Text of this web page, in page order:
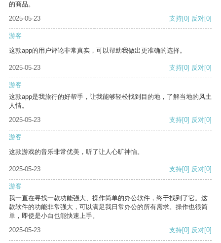
的商品。
2025-05-23
支持[0] 反对[0]
游客
这款app的用户评论非常真实，可以帮助我做出更准确的选择。
2025-05-23 支持[0] 反对[0]
游客
这款app是我旅行的好帮手，让我能够轻松找到目的地，了解当地的风土
人情。
2025-05-23
支持[0] 反对[0]
游客
这款游戏的音乐非常优美，听了让人心旷神怡。
2025-05-23 支持[0] 反对[0]
游客
我一直在寻找一款功能强大、操作简单的办公软件，终于找到了它。这
款软件的功能非常强大，可以满足我日常办公的所有需求。操作也很简
单，即使是小白也能快速上手。
2025-05-23
支持[0] 反对[0]